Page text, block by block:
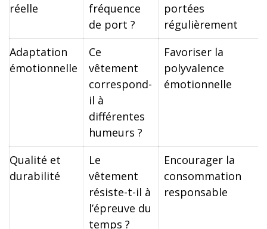
réelle
fréquence
de port ?
portées
régulièrement
Adaptation
émotionnelle
Ce
vêtement
correspond-
il à
différentes
humeurs ?
Favoriser la
polyvalence
émotionnelle
Qualité et
durabilité
Le
vêtement
résiste-t-il à
l’épreuve du
temps ?
Encourager la
consommation
responsable